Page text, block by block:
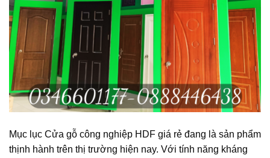
Mục lục Cửa gỗ công nghiệp HDF giá rẻ đang là sản phẩm
thịnh hành trên thị trường hiện nay. Với tính năng kháng